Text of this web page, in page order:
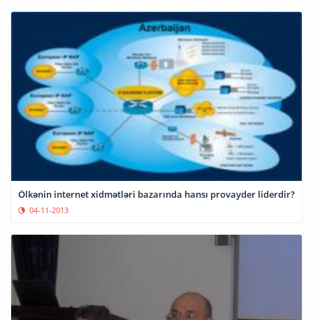
Ölkənin internet xidmətləri bazarında hansı provayder liderdir?
04-11-2013